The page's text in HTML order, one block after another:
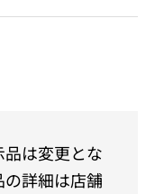
は変更とな
詳細は店舗